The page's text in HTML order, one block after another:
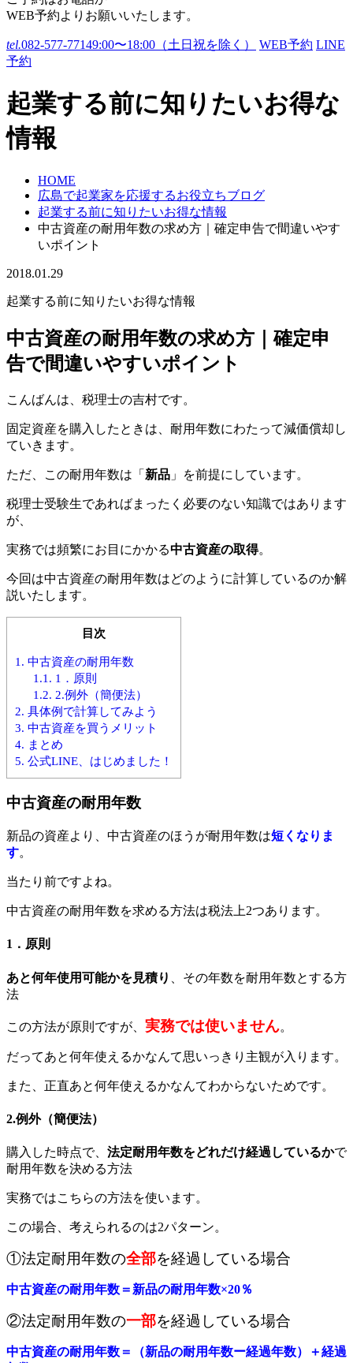
WEB予約よりお願いいたします。
tel.082-577-77149:00〜18:00（土日祝を除く） WEB予約 LINE
予約
起業する前に知りたいお得な
情報
HOME
広島で起業家を応援するお役立ちブログ
起業する前に知りたいお得な情報
中古資産の耐用年数の求め方｜確定申告で間違いやす
いポイント
2018.01.29
起業する前に知りたいお得な情報
中古資産の耐用年数の求め方｜確定申
告で間違いやすいポイント
こんばんは、税理士の吉村です。
固定資産を購入したときは、耐用年数にわたって減価償却し
ていきます。
ただ、この耐用年数は「 新品 」を前提にしています。
税理士受験生であればまったく必要のない知識ではあります
が、
実務では頻繁にお目にかかる中古資産の取得。
今回は中古資産の耐用年数はどのように計算しているのか解
説いたします。
目次
1. 中古資産の耐用年数
1.1. 1．原則
1.2. 2.例外（簡便法）
2. 具体例で計算してみよう
3. 中古資産を買うメリット
4. まとめ
5. 公式LINE、はじめました！
中古資産の耐用年数
新品の資産より、中古資産のほうが耐用年数は短くなりま
す。
当たり前ですよね。
中古資産の耐用年数を求める方法は税法上2つあります。
1．原則
あと何年使用可能かを見積り
、その年数を耐用年数とする方
法
この方法が原則ですが、 実務では使いません。
だってあと何年使えるかなんて思いっきり主観が入ります。
また、正直あと何年使えるかなんてわからないためです。
2.例外（簡便法）
購入した時点で、 法定耐用年数をどれだけ経過しているかで
耐用年数を決める方法
実務ではこちらの方法を使います。
この場合、考えられるのは2パターン。
①法定耐用年数の全部を経過している場合
中古資産の耐用年数＝新品の耐用年数×20％
②法定耐用年数の一部を経過している場合
中古資産の耐用年数＝（新品の耐用年数ー経過年数）＋経過